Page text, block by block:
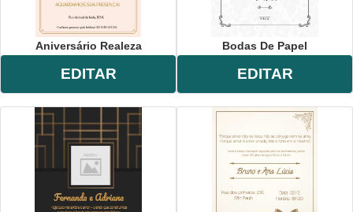
Aniversário Realeza
EDITAR
Bodas De Papel
EDITAR